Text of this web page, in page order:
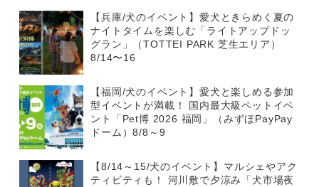
【兵庫/犬のイベント】愛犬ときらめく夏の
ナイトタイムを楽しむ「ライトアップドッ
グラン」（TOTTEI PARK 芝生エリア）
8/14〜16
【福岡/犬のイベント】愛犬と楽しめる参加
型イベントが満載！ 国内最大級ペットイベ
ント「Pet博 2026 福岡」（みずほPayPay
ドーム）8/8～9
【8/14～15/犬のイベント】マルシェやアク
ティビティも！ 河川敷で夕涼み「犬市場夜